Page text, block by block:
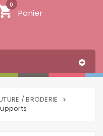
Panier
0
/ BRODERIE
>